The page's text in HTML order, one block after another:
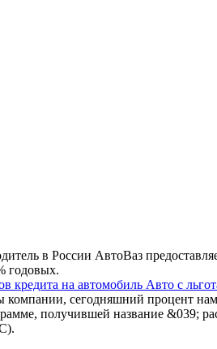
в России АвтоВаз
годовых.
кредита на автомобиль Авто с
сегодняшний процент
получившей название &039;